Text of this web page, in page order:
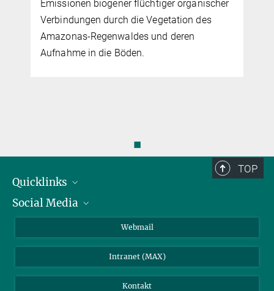
Emissionen biogener flüchtiger organischer
Verbindungen durch die Vegetation des
Amazonas-Regenwaldes und deren
Aufnahme in die Böden.
◼
TOP
Quicklinks
IMPRS Graduiertenschule
Social Media
Webmail
Intranet (MAX)
Kontakt